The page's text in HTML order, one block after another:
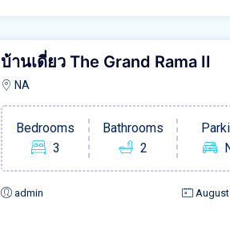
บ้านเดี่ยว The Grand Rama II
NA
Bedrooms
3
Bathrooms
2
admin August